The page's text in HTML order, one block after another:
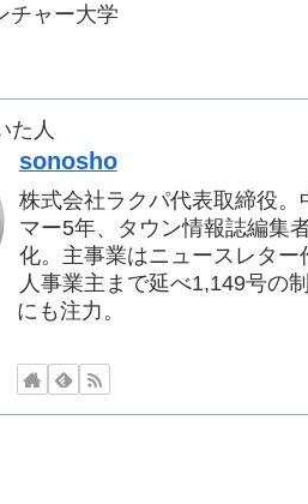
チャー大学
た人
sonosho
株式会社ラクパ代表取締役
マー5年、タウン情報誌編集
化。主事業はニュースレタ
人事業主まで延べ1,149号の
にも注力。